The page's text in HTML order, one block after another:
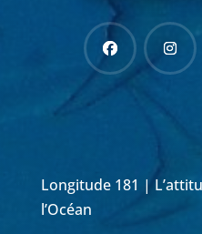
Longitude 181 |
l’Océan